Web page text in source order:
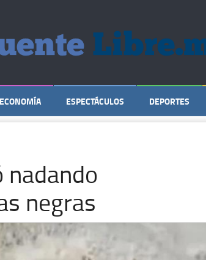
ECONOMÍA ESPECTÁCULOS DEPORTES
nadando
negras